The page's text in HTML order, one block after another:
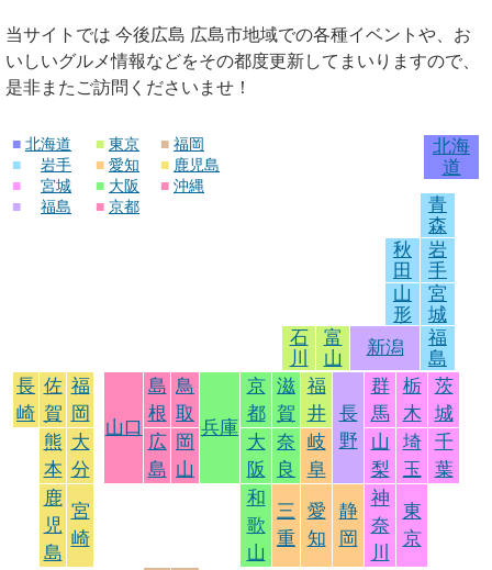
当サイトでは 今後広島 広島市地域での各種イベントや、お
いしいグルメ情報などをその都度更新してまいりますので、
是非またご訪問くださいませ！
■ 北海道
■
岩手
■
宮城
■
福島
■ 東京
■ 愛知
■ 大阪
■ 京都
■ 福岡
■ 鹿児島
■ 沖縄
北海
道
青
森
秋
田
岩
手
山
形
宮
城
石
川
富
山
新潟
福
島
長
崎
佐
賀
福
岡
山口
島
根
鳥
取
兵庫
京
都
滋
賀
福
井
長
野
群
馬
栃
木
茨
城
熊
本
大
分
広
島
岡
山
大
阪
奈
良
岐
阜
山
梨
埼
玉
千
葉
鹿
児
島
宮
崎
和
歌
山
三
重
愛
知
静
岡
神
奈
川
東
京